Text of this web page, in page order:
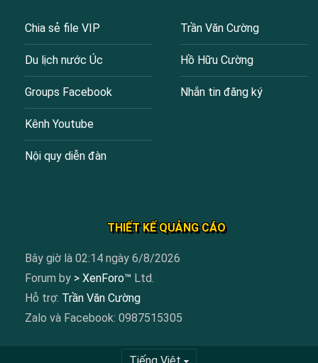
Chia sẻ file VIP
Du lịch nước Úc
Groups Facebook
Kênh Youtube
Nội quy diễn đàn
Trần Văn Cường
Hồ Hữu Cường
Nhắn tin đăng ký
THIẾT KẾ QUẢNG CÁO
Bây giờ là 02:14 ngày 6/8/2026
Forum by > XenForo™ Ltd.
Hỗ trợ: Trần Văn Cường
Zalo và Facebook: 0987515305